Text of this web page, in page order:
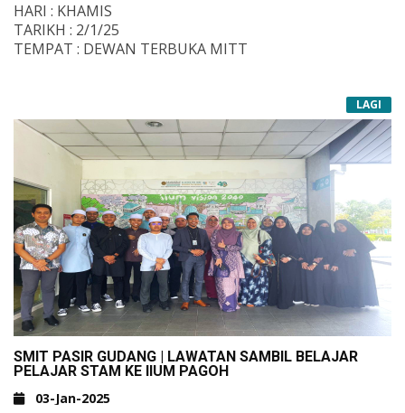
HARI : KHAMIS
TARIKH : 2/1/25
TEMPAT : DEWAN TERBUKA MITT
LAGI
SMIT PASIR GUDANG | LAWATAN SAMBIL BELAJAR
PELAJAR STAM KE IIUM PAGOH
03-Jan-2025